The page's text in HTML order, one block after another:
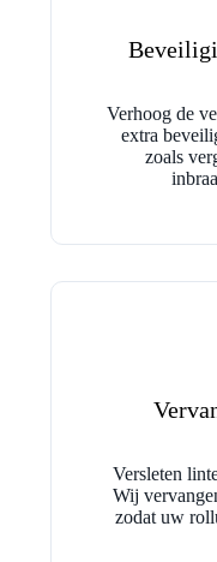
Verhoog de
extra
zoals
Versleten
Wij
zodat uw